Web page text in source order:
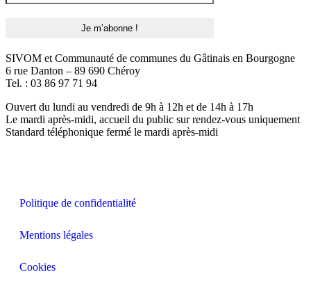
SIVOM et Communauté de communes du Gâtinais en Bourgogne
6 rue Danton – 89 690 Chéroy
Tel. : 03 86 97 71 94
Ouvert du lundi au vendredi de 9h à 12h et de 14h à 17h
Le mardi après-midi, accueil du public sur rendez-vous uniquement
Standard téléphonique fermé le mardi après-midi
Politique de confidentialité
Mentions légales
Cookies